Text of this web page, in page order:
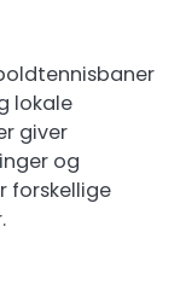
lokale
giver
og
forskellige